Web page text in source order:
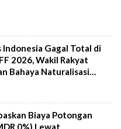
Indonesia Gagal Total di
2026, Wakil Rakyat
Bahaya Naturalisasi
Biaya Potongan
0%) Lewat